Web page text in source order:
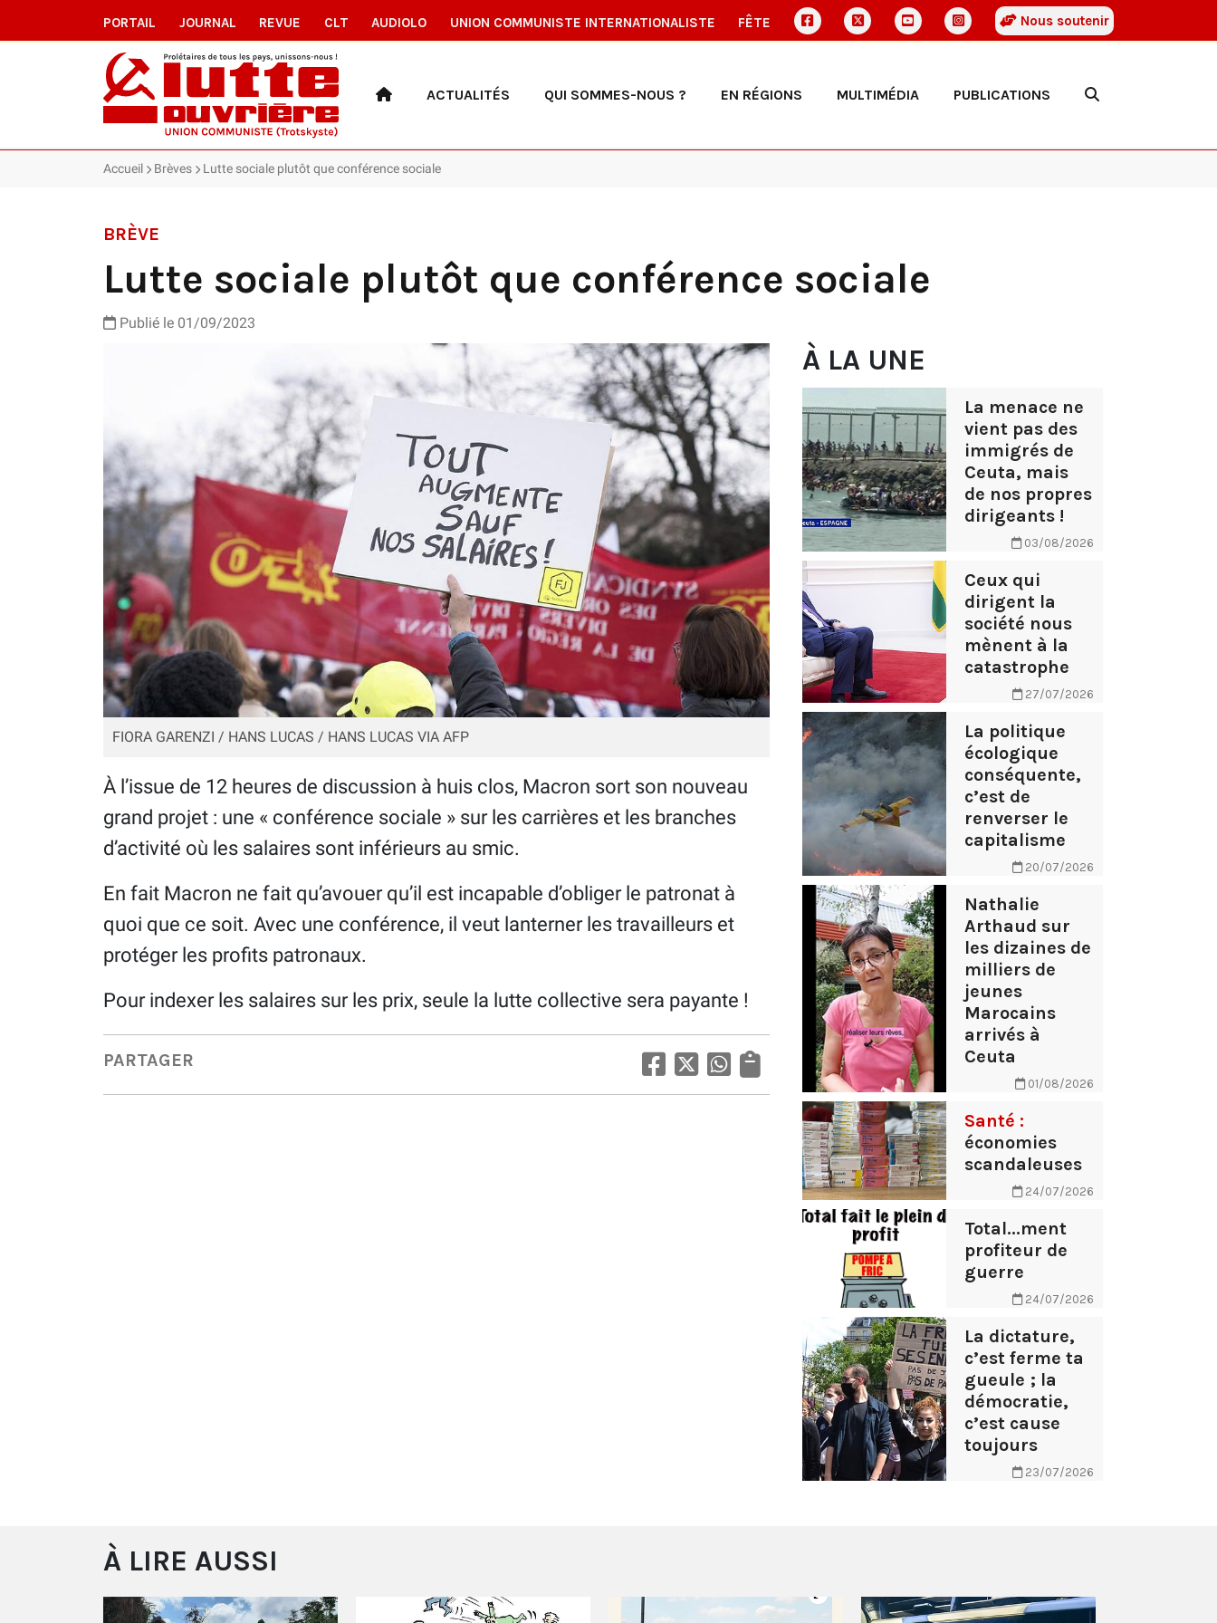
PORTAIL JOURNAL REVUE CLT AUDIOLO UNION COMMUNISTE INTERNATIONALISTE FÊTE Nous soutenir
ACTUALITÉS QUI SOMMES-NOUS ? EN RÉGIONS MULTIMÉDIA PUBLICATIONS
Accueil Brèves Lutte sociale plutôt que conférence sociale
BRÈVE
Lutte sociale plutôt que conférence sociale
Publié le 01/09/2023
FIORA GARENZI / HANS LUCAS / HANS LUCAS VIA AFP
À l’issue de 12 heures de discussion à huis clos, Macron sort son nouveau
grand projet : une « conférence sociale » sur les carrières et les branches
d’activité où les salaires sont inférieurs au smic.
En fait Macron ne fait qu’avouer qu’il est incapable d’obliger le patronat à
quoi que ce soit. Avec une conférence, il veut lanterner les travailleurs et
protéger les profits patronaux.
Pour indexer les salaires sur les prix, seule la lutte collective sera payante !
PARTAGER
À LA UNE
La menace ne
vient pas des
immigrés de
Ceuta, mais
de nos propres
dirigeants !
03/08/2026
Ceux qui
dirigent la
société nous
mènent à la
catastrophe
27/07/2026
La politique
écologique
conséquente,
c’est de
renverser le
capitalisme
20/07/2026
Nathalie
Arthaud sur
les dizaines de
milliers de
jeunes
Marocains
arrivés à
Ceuta
01/08/2026
Santé :
économies
scandaleuses
24/07/2026
Total...ment
profiteur de
guerre
24/07/2026
La dictature,
c’est ferme ta
gueule ; la
démocratie,
c’est cause
toujours
23/07/2026
À LIRE AUSSI